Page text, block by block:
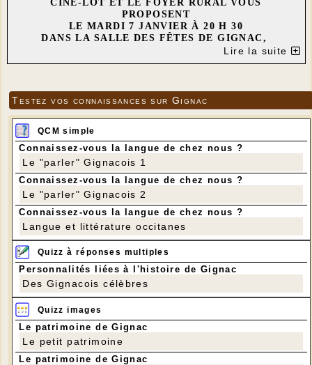
CINÉ-LOT ET LE FOYER RURAL VOUS
PROPOSENT
LE MARDI 7 JANVIER À 20 H 30
DANS LA SALLE DES FÊTES DE GIGNAC,
" de MOUNIA MEDDOUR
---
---
Tarifs 2020:
Entrée adulte: 6 €
Entrée enfant (- de 18 ans): 3 €
Titulaire de la carte de soutien: 4 €
Lire la suite
Testez vos connaissances sur Gignac
QCM simple
Connaissez-vous la langue de chez nous ?
Le "parler" Gignacois 1
Connaissez-vous la langue de chez nous ?
Le "parler" Gignacois 2
Connaissez-vous la langue de chez nous ?
Langue et littérature occitanes
Quizz à réponses multiples
Personnalités liées à l'histoire de Gignac
Des Gignacois célèbres
Quizz images
Le patrimoine de Gignac
Le petit patrimoine
Le patrimoine de Gignac